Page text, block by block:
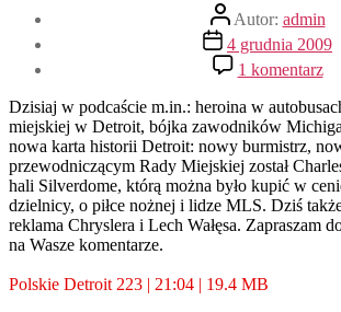
Autor
wpisu
Autor: admin
Data
wpisu
4 grudnia 2009
1 komentarzdo
–
Dzisiaj w podcaście m.in.: heroina w
miejskiej w Detroit, bójka zawodników
nowa karta historii Detroit: nowy burmistrz,
przewodniczącym Rady Miejskiej został
hali Silverdome, którą można było kupić w
dzielnicy, o piłce nożnej i lidze MLS. Dziś
reklama Chryslera i Lech Wałęsa. Zapraszam
na Wasze komentarze.
Polskie Detroit 223 | 21:04 | 19.4 MB